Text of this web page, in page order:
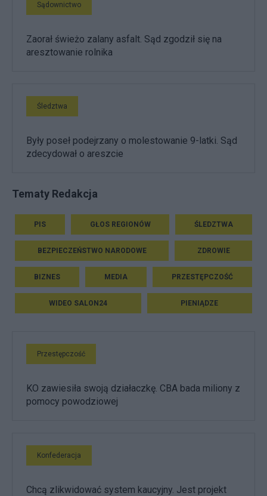
Sądownictwo
Zaorał świeżo zalany asfalt. Sąd zgodził się na
aresztowanie rolnika
Śledztwa
Były poseł podejrzany o molestowanie 9-latki. Sąd
zdecydował o areszcie
Tematy Redakcja
PIS GŁOS REGIONÓW ŚLEDZTWA
BEZPIECZEŃSTWO NARODOWE ZDROWIE
BIZNES MEDIA PRZESTĘPCZOŚĆ
WIDEO SALON24 PIENIĄDZE
Przestępczość
KO zawiesiła swoją działaczkę. CBA bada miliony z
pomocy powodziowej
Konfederacja
Chcą zlikwidować system kaucyjny. Jest projekt